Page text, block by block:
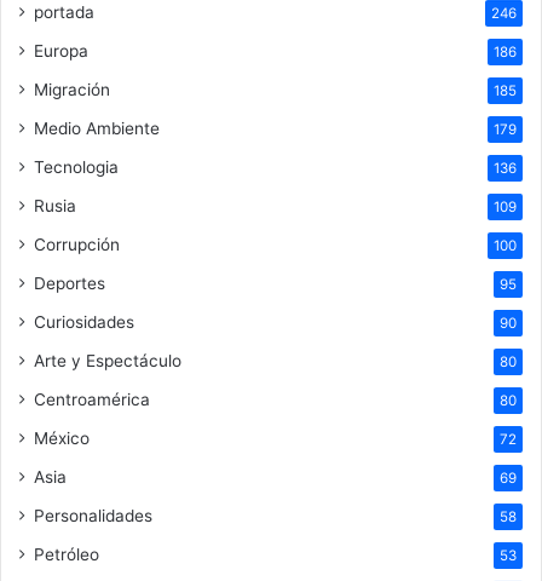
portada 246
Europa 186
Migración 185
Medio Ambiente 179
Tecnologia 136
Rusia 109
Corrupción 100
Deportes 95
Curiosidades 90
Arte y Espectáculo 80
Centroamérica 80
México 72
Asia 69
Personalidades 58
Petróleo 53